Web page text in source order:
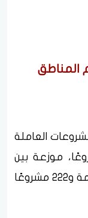
المناطق
العاملة
الحرة إلى 1254 مشروعًا، موزعة بين
1032 مشروعًا داخل المناطق الحرة العامة و222 مشروعًا